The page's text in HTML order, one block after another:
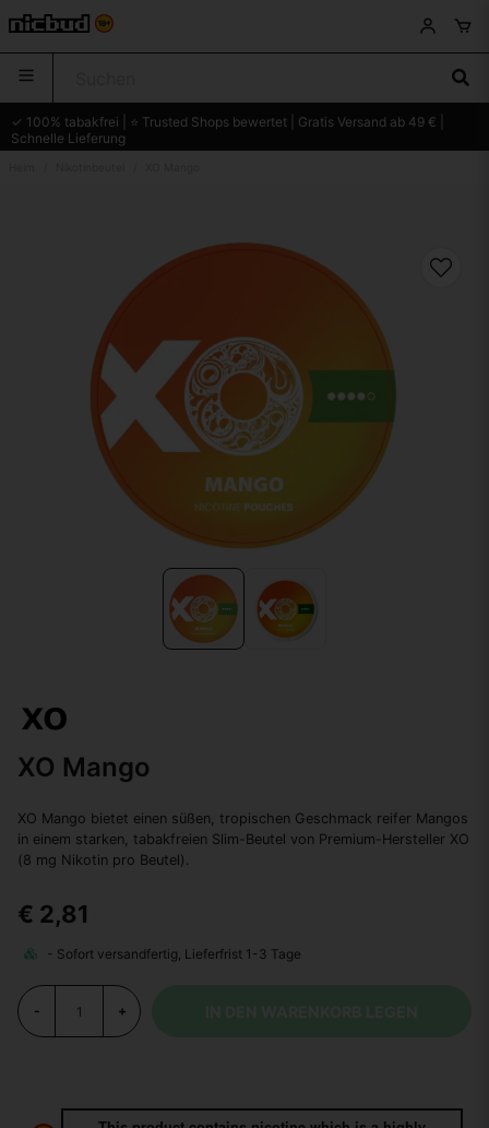
✓ 100% tabakfrei | ⭐ Trusted Shops bewertet | Gratis Versand ab 49 € |
Schnelle Lieferung
XO Mango
XO Mango bietet einen süßen, tropischen Geschmack reifer Mangos
in einem starken, tabakfreien Slim-Beutel von Premium-Hersteller XO
(8 mg Nikotin pro Beutel).
€ 2,81
- +